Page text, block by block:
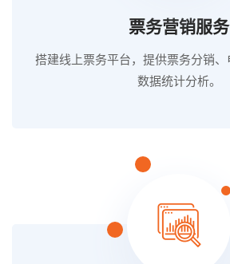
票务营销服务
搭建线上票务平台，提供票务分销
数据统计分析。